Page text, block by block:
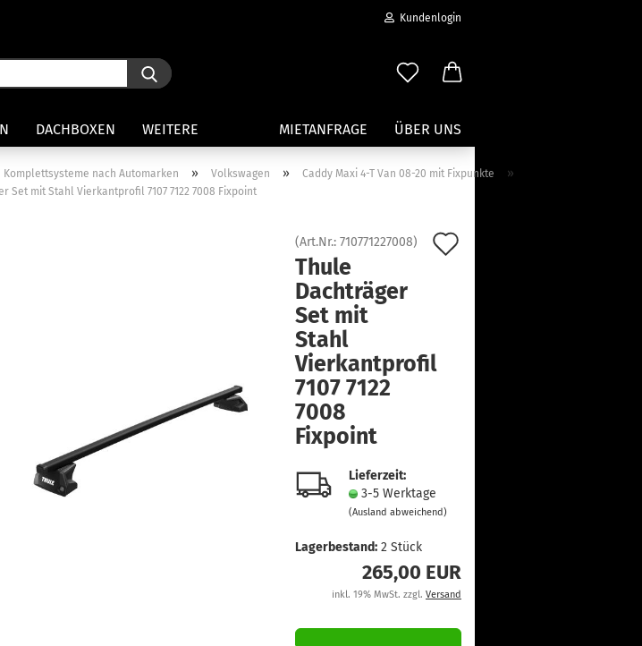
Kundenlogin
Passwort vergessen?
DACHBOXEN MIETANFRAGE ÜBER UNS
WEITERE
Kajak und Kanuträger
Träger für Surfbretter
Zubehör für Wassersportträger
Komplettsysteme nach Automarken » Volkswagen » Caddy Maxi 4-T Van 08-20 mit Fixpunkte »
Set mit Stahl Vierkantprofil 7107 7122 7008 Fixpoint
(Art.Nr.:710771227008)
Thule
Dachträger
Set mit
Stahl
Vierkantprofil
7107 7122
7008
Fixpoint
Lieferzeit:
3-5 Werktage
(Ausland abweichend)
Lagerbestand: 2Stück
265,00 EUR
inkl. 19% MwSt. zzgl. Versand